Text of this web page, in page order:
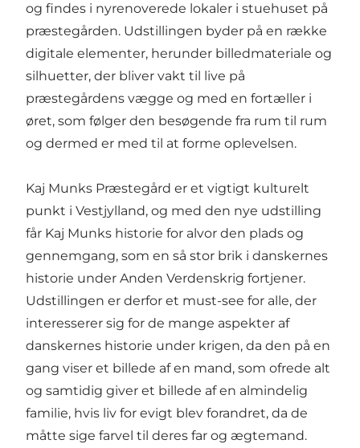
og findes i nyrenoverede lokaler i stuehuset på
præstegården. Udstillingen byder på en række
digitale elementer, herunder billedmateriale og
silhuetter, der bliver vakt til live på
præstegårdens vægge og med en fortæller i
øret, som følger den besøgende fra rum til rum
og dermed er med til at forme oplevelsen.
Kaj Munks Præstegård er et vigtigt kulturelt
punkt i Vestjylland, og med den nye udstilling
får Kaj Munks historie for alvor den plads og
gennemgang, som en så stor brik i danskernes
historie under Anden Verdenskrig fortjener.
Udstillingen er derfor et must-see for alle, der
interesserer sig for de mange aspekter af
danskernes historie under krigen, da den på en
gang viser et billede af en mand, som ofrede alt
og samtidig giver et billede af en almindelig
familie, hvis liv for evigt blev forandret, da de
måtte sige farvel til deres far og ægtemand.